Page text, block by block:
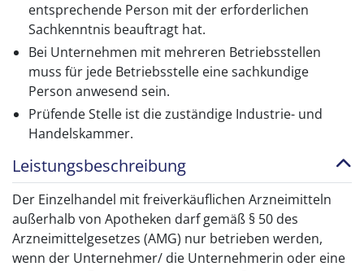
entsprechende Person mit der erforderlichen
Sachkenntnis beauftragt hat.
Bei Unternehmen mit mehreren Betriebsstellen
muss für jede Betriebsstelle eine sachkundige
Person anwesend sein.
Prüfende Stelle ist die zuständige Industrie- und
Handelskammer.
Leistungsbeschreibung
Der Einzelhandel mit freiverkäuflichen Arzneimitteln
außerhalb von Apotheken darf gemäß § 50 des
Arzneimittelgesetzes (AMG) nur betrieben werden,
wenn der Unternehmer/ die Unternehmerin oder eine